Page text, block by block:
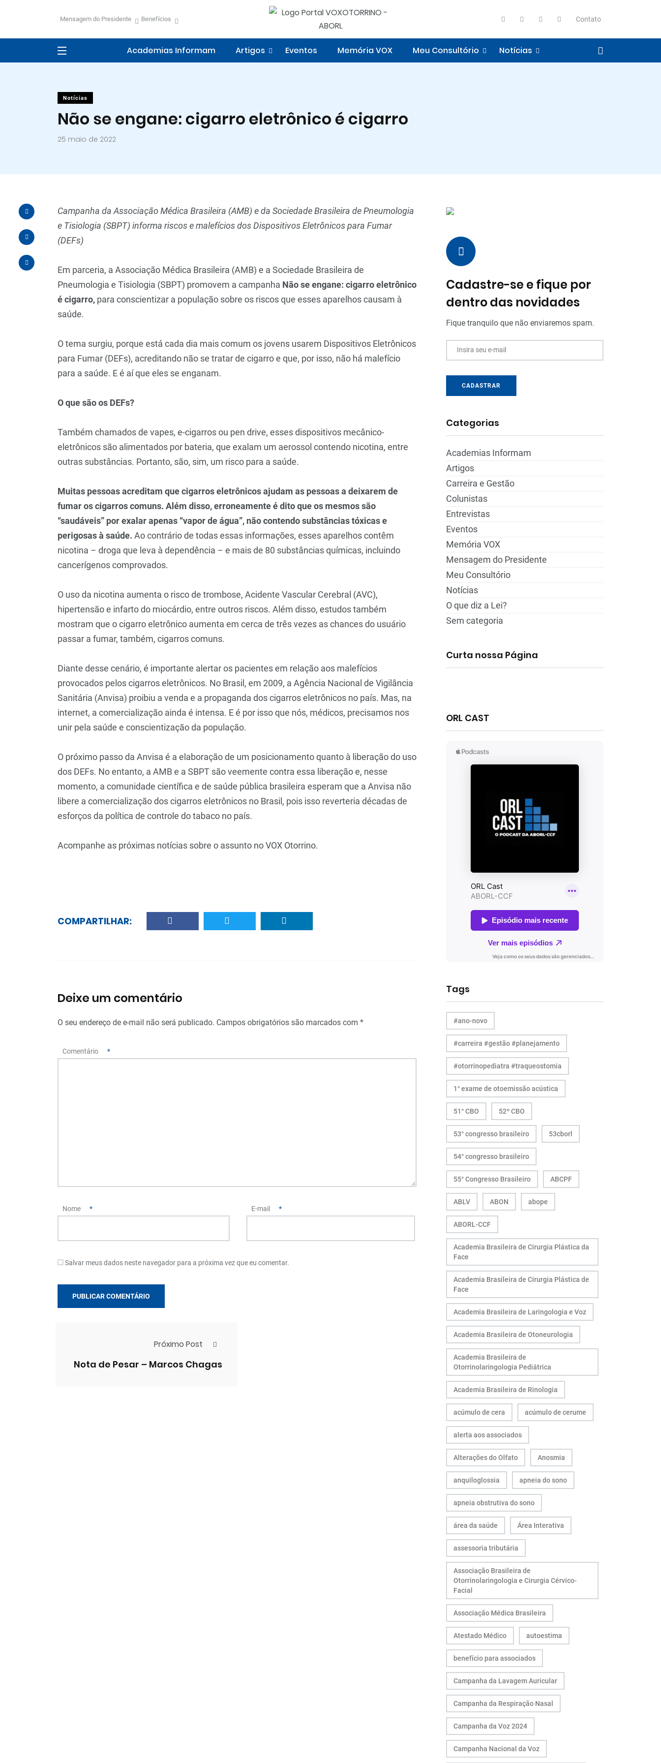
Mensagem do Presidente Benefícios Contato
Academias Informam Artigos Eventos Memória VOX Meu Consultório Notícias
Notícias
Não se engane: cigarro eletrônico é cigarro
25 maio de 2022
Campanha da Associação Médica Brasileira (AMB) e da Sociedade Brasileira de Pneumologia
e Tisiologia (SBPT) informa riscos e malefícios dos Dispositivos Eletrônicos para Fumar
(DEFs)
Em parceria, a Associação Médica Brasileira (AMB) e a Sociedade Brasileira de
Pneumologia e Tisiologia (SBPT) promovem a campanha Não se engane: cigarro eletrônico
é cigarro, para conscientizar a população sobre os riscos que esses aparelhos causam à
saúde.
O tema surgiu, porque está cada dia mais comum os jovens usarem Dispositivos Eletrônicos
para Fumar (DEFs), acreditando não se tratar de cigarro e que, por isso, não há malefício
para a saúde. E é aí que eles se enganam.
O que são os DEFs?
Também chamados de vapes, e-cigarros ou pen drive, esses dispositivos mecânico-
eletrônicos são alimentados por bateria, que exalam um aerossol contendo nicotina, entre
outras substâncias. Portanto, são, sim, um risco para a saúde.
Muitas pessoas acreditam que cigarros eletrônicos ajudam as pessoas a deixarem de
fumar os cigarros comuns. Além disso, erroneamente é dito que os mesmos são
“saudáveis” por exalar apenas “vapor de água”, não contendo substâncias tóxicas e
perigosas à saúde. Ao contrário de todas essas informações, esses aparelhos contêm
nicotina – droga que leva à dependência – e mais de 80 substâncias químicas, incluindo
cancerígenos comprovados.
O uso da nicotina aumenta o risco de trombose, Acidente Vascular Cerebral (AVC),
hipertensão e infarto do miocárdio, entre outros riscos. Além disso, estudos também
mostram que o cigarro eletrônico aumenta em cerca de três vezes as chances do usuário
passar a fumar, também, cigarros comuns.
Diante desse cenário, é importante alertar os pacientes em relação aos malefícios
provocados pelos cigarros eletrônicos. No Brasil, em 2009, a Agência Nacional de Vigilância
Sanitária (Anvisa) proibiu a venda e a propaganda dos cigarros eletrônicos no país. Mas, na
internet, a comercialização ainda é intensa. E é por isso que nós, médicos, precisamos nos
unir pela saúde e conscientização da população.
O próximo passo da Anvisa é a elaboração de um posicionamento quanto à liberação do uso
dos DEFs. No entanto, a AMB e a SBPT são veemente contra essa liberação e, nesse
momento, a comunidade científica e de saúde pública brasileira esperam que a Anvisa não
libere a comercialização dos cigarros eletrônicos no Brasil, pois isso reverteria décadas de
esforços da política de controle do tabaco no país.
Acompanhe as próximas notícias sobre o assunto no VOX Otorrino.
COMPARTILHAR:
Deixe um comentário
O seu endereço de e-mail não será publicado. Campos obrigatórios são marcados com *
Comentário *
Nome * E-mail *
Salvar meus dados neste navegador para a próxima vez que eu comentar.
Próximo Post
Nota de Pesar – Marcos Chagas
Cadastre-se e fique por
dentro das novidades
Fique tranquilo que não enviaremos spam.
Insira seu e-mail
CADASTRAR
Categorias
Academias Informam
Artigos
Carreira e Gestão
Colunistas
Entrevistas
Eventos
Memória VOX
Mensagem do Presidente
Meu Consultório
Notícias
O que diz a Lei?
Sem categoria
Curta nossa Página
ORL CAST
Tags
#ano-novo
#carreira #gestão #planejamento
#otorrinopediatra #traqueostomia
1° exame de otoemissão acústica
51° CBO 52º CBO
53° congresso brasileiro 53cborl
54° congresso brasileiro
55° Congresso Brasileiro ABCPF
ABLV ABON abope
ABORL-CCF
Academia Brasileira de Cirurgia Plástica da
Face
Academia Brasileira de Cirurgia Plástica de
Face
Academia Brasileira de Laringologia e Voz
Academia Brasileira de Otoneurologia
Academia Brasileira de
Otorrinolaringologia Pediátrica
Academia Brasileira de Rinologia
acúmulo de cera acúmulo de cerume
alerta aos associados
Alterações do Olfato Anosmia
anquiloglossia apneia do sono
apneia obstrutiva do sono
área da saúde Área Interativa
assessoria tributária
Associação Brasileira de
Otorrinolaringologia e Cirurgia Cérvico-
Facial
Associação Médica Brasileira
Atestado Médico autoestima
benefício para associados
Campanha da Lavagem Auricular
Campanha da Respiração Nasal
Campanha da Voz 2024
Campanha Nacional da Voz